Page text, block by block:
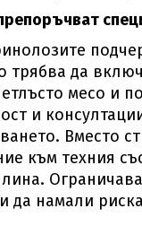
трябва да
месо и
и
Вместо
към техния
да намали